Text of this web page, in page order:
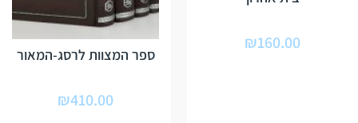
₪160.00
ספר המצוות לרסג-המאור
₪410.00